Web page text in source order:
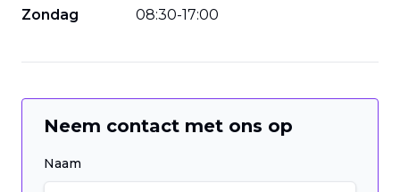
Zondag
08:30-17:00
Neem contact met ons op
Naam